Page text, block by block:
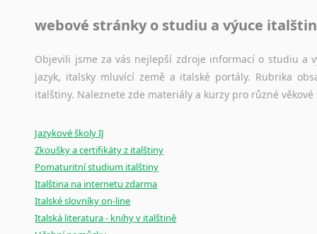
Jazykový korpus je elektronický soubor autentických
původního zdroje textu.
Ostatní pomůcky pro překladatele
poradny a pravidla
webové stránky o studiu a výuce
Objevili jsme za vás nejlepší zdroje informací o studiu a
jazyk, italsky mluvící země a italské portály. Rubrika
italštiny. Naleznete zde materiály a kurzy pro různé věkové
Jazykové školy IJ
Zkoušky a certifikáty z italštiny
Pomaturitní studium italštiny
Italština na internetu zdarma
Italské slovníky on-line
Italská literatura - knihy v italštině